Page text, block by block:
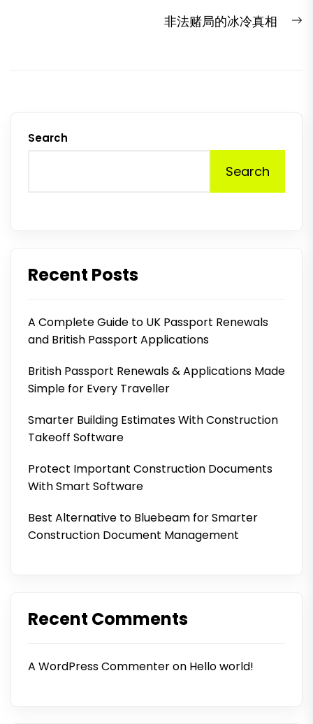
非法赌局的冰冷真相
Search
Search
Recent Posts
A Complete Guide to UK Passport Renewals
and British Passport Applications
British Passport Renewals & Applications Made
Simple for Every Traveller
Smarter Building Estimates With Construction
Takeoff Software
Protect Important Construction Documents
With Smart Software
Best Alternative to Bluebeam for Smarter
Construction Document Management
Recent Comments
A WordPress Commenteron Hello world!